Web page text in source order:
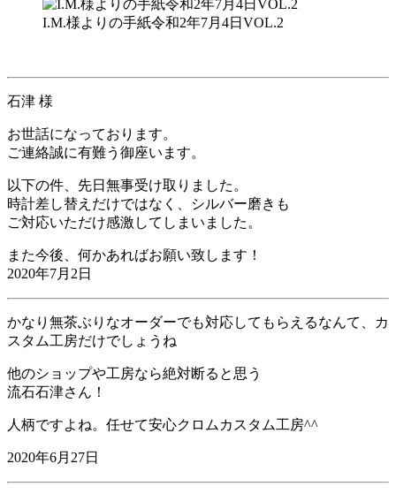
I.M.様よりの手紙令和2年7月4日VOL.2
石津 様
お世話になっております。
ご連絡誠に有難う御座います。
以下の件、先日無事受け取りました。
時計差し替えだけではなく、シルバー磨きも
ご対応いただけ感激してしまいました。
また今後、何かあればお願い致します！
2020年7月2日
かなり無茶ぶりなオーダーでも対応してもらえるなんて、カ
スタム工房だけでしょうね
他のショップや工房なら絶対断ると思う
流石石津さん！
人柄ですよね。任せて安心クロムカスタム工房^^
2020年6月27日